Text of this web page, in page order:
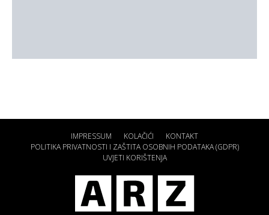
IMPRESSUM KOLAČIĆI
KONTAKT
POLITIKA PRIVATNOSTI I ZAŠTITA OSOBNIH PODATAKA (GDPR)
UVJETI KORIŠTENJA